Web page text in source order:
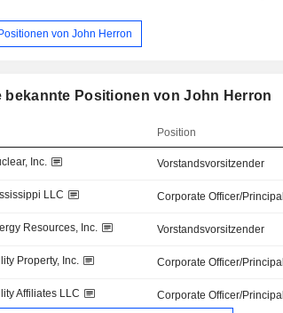
von John Herron
bekannte Positionen von John Herron
Position
Inc. Vorstandsvorsitzender
LLC Corporate Officer/Principal
Resources, Inc. Vorstandsvorsitzender
Property, Inc. Corporate Officer/Principal
Affiliates LLC Corporate Officer/Principal